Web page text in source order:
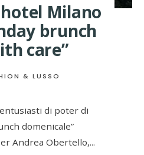
hotel Milano
brunch
care”
& LUSSO
di poter di
domenicale”
Andrea Obertello,...